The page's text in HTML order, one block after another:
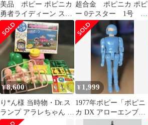
美品 ポピー ポピニカ
勇者ライディーン スピ
ットファイター
超合金 ポピニカ ポピ
ー 0テスター 1号 ゼ
ロテスター 昭和 レ
トロ
¥8,600
り*ん様 当時物・Dr.ス
ランプ アラレちゃん ペ
ンギン村分譲中 8 アン
¥ 1,999
1977年ポピー「ポピニ
カ DX アローエンブレ
ム トドロキスペシャル